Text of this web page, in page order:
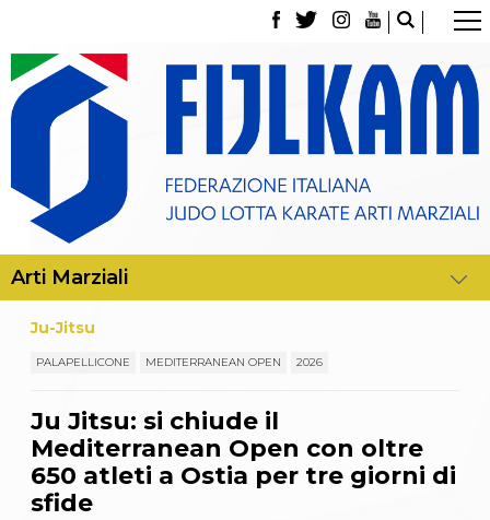
La Federazione
Tesseramento
Contatti
Norme e modulistica Affiliazioni e Tesseramenti
Classifica Società Sportive con più di 100 atleti
tesserati
Giustizia Sportiva
Partners
La disciplina
News
Attività Didattica
Gare e Risultati
Ju-Jitsu
PALAPELLICONE MEDITERRANEAN OPEN 2026
Ju Jitsu: si chiude il
Mediterranean Open con oltre
650 atleti a Ostia per tre giorni di
sfide